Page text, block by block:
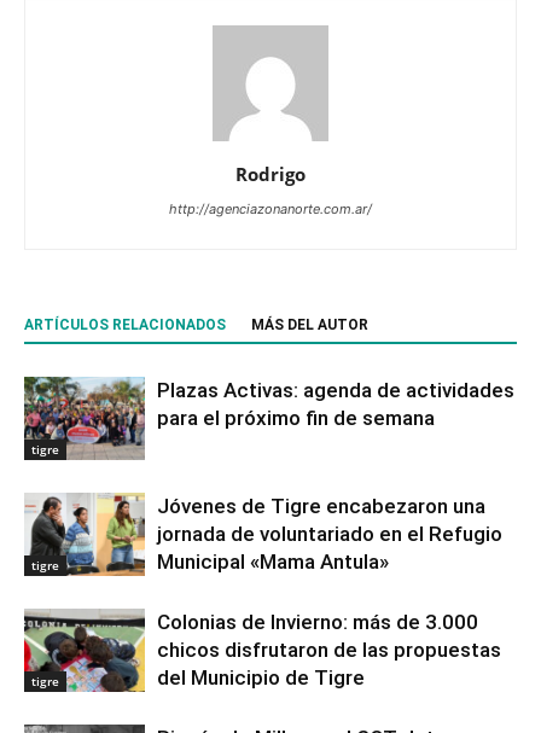
Rodrigo
http://agenciazonanorte.com.ar/
ARTÍCULOS RELACIONADOS MÁS DEL AUTOR
tigre
Plazas Activas: agenda de actividades
para el próximo fin de semana
tigre
Jóvenes de Tigre encabezaron una
jornada de voluntariado en el Refugio
Municipal «Mama Antula»
tigre
Colonias de Invierno: más de 3.000
chicos disfrutaron de las propuestas
del Municipio de Tigre